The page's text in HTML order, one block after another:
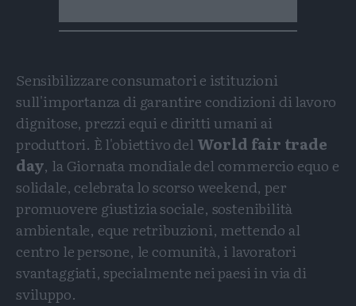
Sensibilizzare consumatori e istituzioni
sull'importanza di garantire condizioni di lavoro
dignitose, prezzi equi e diritti umani ai
produttori. È l'obiettivo del World fair trade
day, la Giornata mondiale del commercio equo e
solidale, celebrata lo scorso weekend, per
promuovere giustizia sociale, sostenibilità
ambientale, eque retribuzioni, mettendo al
centro le persone, le comunità, i lavoratori
svantaggiati, specialmente nei paesi in via di
sviluppo.